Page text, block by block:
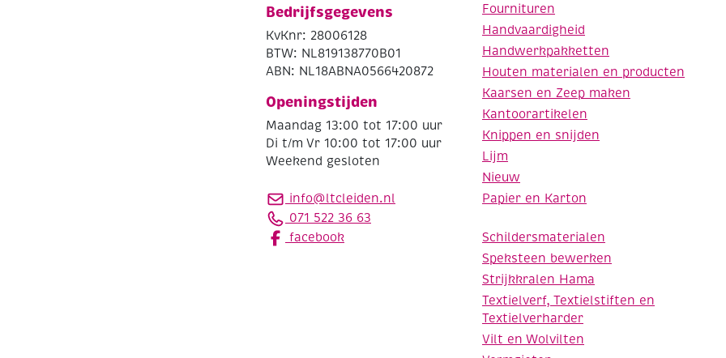
Bedrijfsgegevens
KvKnr: 28006128
BTW: NL819138770B01
ABN: NL18ABNA0566420872
Openingstijden
Maandag 13:00 tot 17:00 uur
Di t/m Vr 10:00 tot 17:00 uur
Weekend gesloten
info@ltcleiden.nl
071 522 36 63
facebook
Fournituren
Handvaardigheid
Handwerkpakketten
Houten materialen en producten
Kaarsen en Zeep maken
Kantoorartikelen
Knippen en snijden
Lijm
Nieuw
Papier en Karton
Schildersmaterialen
Speksteen bewerken
Strijkkralen Hama
Textielverf, Textielstiften en
Textielverharder
Vilt en Wolvilten